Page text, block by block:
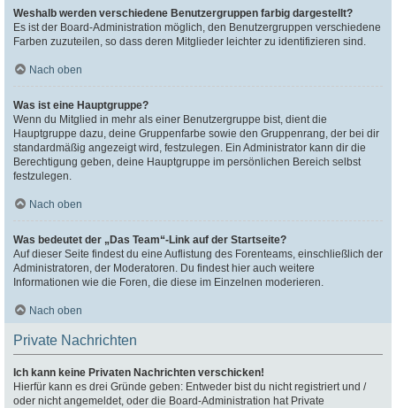
Weshalb werden verschiedene Benutzergruppen farbig dargestellt?
Es ist der Board-Administration möglich, den Benutzergruppen verschiedene
Farben zuzuteilen, so dass deren Mitglieder leichter zu identifizieren sind.
Nach oben
Was ist eine Hauptgruppe?
Wenn du Mitglied in mehr als einer Benutzergruppe bist, dient die
Hauptgruppe dazu, deine Gruppenfarbe sowie den Gruppenrang, der bei dir
standardmäßig angezeigt wird, festzulegen. Ein Administrator kann dir die
Berechtigung geben, deine Hauptgruppe im persönlichen Bereich selbst
festzulegen.
Nach oben
Was bedeutet der „Das Team“-Link auf der Startseite?
Auf dieser Seite findest du eine Auflistung des Forenteams, einschließlich der
Administratoren, der Moderatoren. Du findest hier auch weitere
Informationen wie die Foren, die diese im Einzelnen moderieren.
Nach oben
Private Nachrichten
Ich kann keine Privaten Nachrichten verschicken!
Hierfür kann es drei Gründe geben: Entweder bist du nicht registriert und /
oder nicht angemeldet, oder die Board-Administration hat Private